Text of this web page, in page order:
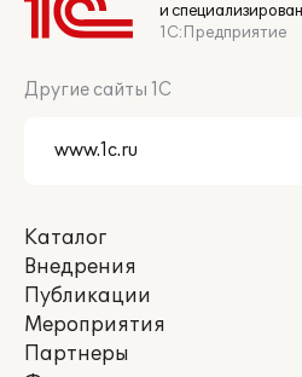
и
1С:Предприятие
Другие сайты 1С
Каталог
Внедрения
Публикации
Мероприятия
Партнеры